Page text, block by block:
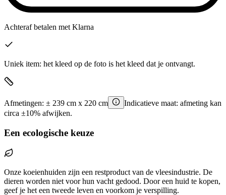
Achteraf betalen met Klarna
Uniek item: het kleed op de foto is het kleed dat je ontvangt.
Afmetingen: ± 239 cm x 220 cm
Indicatieve maat: afmeting kan
circa ±10% afwijken.
Een ecologische keuze
Onze koeienhuiden zijn een restproduct van de vleesindustrie. De
dieren worden niet voor hun vacht gedood. Door een huid te kopen,
geef je het een tweede leven en voorkom je verspilling.